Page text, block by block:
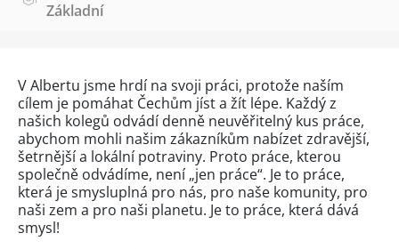
Základní
V Albertu jsme hrdí na svoji práci, protože naším
cílem je pomáhat Čechům jíst a žít lépe. Každý z
našich kolegů odvádí denně neuvěřitelný kus práce,
abychom mohli našim zákazníkům nabízet zdravější,
šetrnější a lokální potraviny. Proto práce, kterou
společně odvádíme, není „jen práce“. Je to práce,
která je smysluplná pro nás, pro naše komunity, pro
naši zem a pro naši planetu. Je to práce, která dává
smysl!